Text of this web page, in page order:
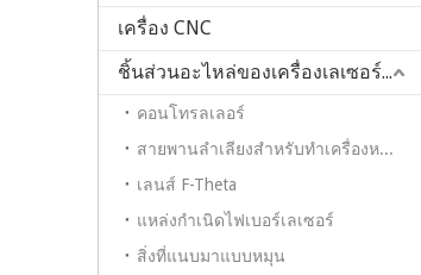
เครื่อง CNC
ชิ้นส่วนอะไหล่ของเครื่องเลเซอร์มาร์กเกอร์
คอนโทรลเลอร์
สายพานลำเลียงสำหรับทำเครื่องหมายด้วยปากกาบนเครื่องไฟเบอร์เลเซอร์
เลนส์ F-Theta
แหล่งกำเนิดไฟเบอร์เลเซอร์
สิ่งที่แนบมาแบบหมุน